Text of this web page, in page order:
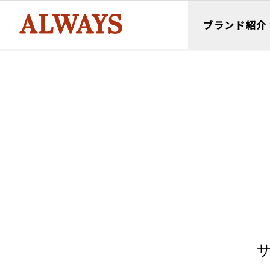
ブランド紹介